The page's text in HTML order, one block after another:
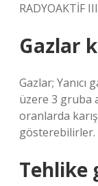
RADYOAKTİF
Gazlar
Gazlar;
üzere 3 gruba
oranlarda
gösterebilirler.
Tehlike